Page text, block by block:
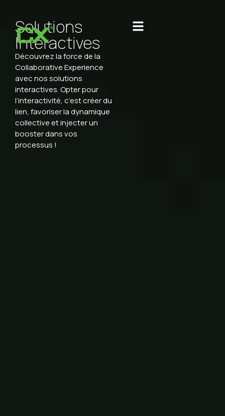
Solutions
Interactives
Découvrez la force de la
Collaborative Experience
avec nos solutions
interactives. Opter pour
l’interactivité, c’est créer du
lien, favoriser la dynamique
collective et injecter un
booster dans vos
processus !